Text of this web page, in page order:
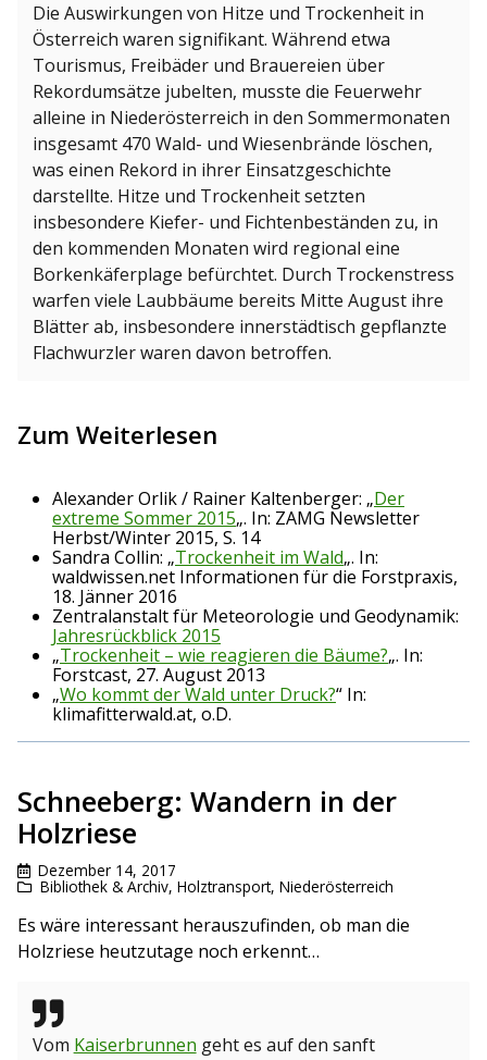
Die Auswirkungen von Hitze und Trockenheit in
Österreich waren signifikant. Während etwa
Tourismus, Freibäder und Brauereien über
Rekordumsätze jubelten, musste die Feuerwehr
alleine in Niederösterreich in den Sommermonaten
insgesamt 470 Wald- und Wiesenbrände löschen,
was einen Rekord in ihrer Einsatzgeschichte
darstellte. Hitze und Trockenheit setzten
insbesondere Kiefer- und Fichtenbeständen zu, in
den kommenden Monaten wird regional eine
Borkenkäferplage befürchtet. Durch Trockenstress
warfen viele Laubbäume bereits Mitte August ihre
Blätter ab, insbesondere innerstädtisch gepflanzte
Flachwurzler waren davon betroffen.
Zum Weiterlesen
Alexander Orlik / Rainer Kaltenberger: „Der
extreme Sommer 2015„. In: ZAMG Newsletter
Herbst/Winter 2015, S. 14
Sandra Collin: „Trockenheit im Wald„. In:
waldwissen.net Informationen für die Forstpraxis,
18. Jänner 2016
Zentralanstalt für Meteorologie und Geodynamik:
Jahresrückblick 2015
„Trockenheit – wie reagieren die Bäume?„. In:
Forstcast, 27. August 2013
„Wo kommt der Wald unter Druck?“ In:
klimafitterwald.at, o.D.
Schneeberg: Wandern in der
Holzriese
Dezember 14, 2017
Bibliothek & Archiv, Holztransport, Niederösterreich
Es wäre interessant herauszufinden, ob man die
Holzriese heutzutage noch erkennt…
Vom Kaiserbrunnen geht es auf den sanft